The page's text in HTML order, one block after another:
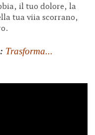
il tuo dolore, la
tua viia scorrano,
Trasforma...